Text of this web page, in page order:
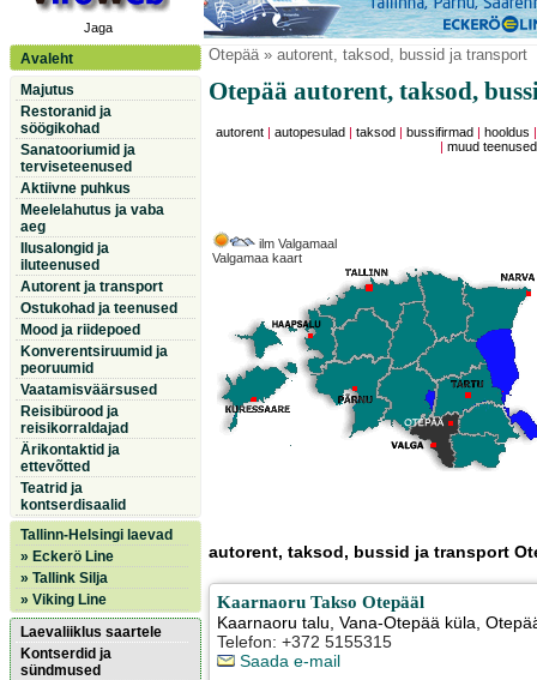
Jaga
Avaleht
Majutus
Restoranid ja
söögikohad
Sanatooriumid ja
terviseteenused
Aktiivne puhkus
Meelelahutus ja vaba
aeg
Ilusalongid ja
iluteenused
Autorent ja transport
Ostukohad ja teenused
Mood ja riidepoed
Konverentsiruumid ja
peoruumid
Vaatamisväärsused
Reisibürood ja
reisikorraldajad
Ärikontaktid ja
ettevõtted
Teatrid ja
kontserdisaalid
Tallinn-Helsingi laevad
» Eckerö Line
» Tallink Silja
» Viking Line
Laevaliiklus saartele
Kontserdid ja
sündmused
Otepää» autorent, taksod, bussid ja transport
Otepää autorent, taksod,
autorent| autopesulad taksod bussifirmad hooldus
|muud teenused
ilm Valgamaal
Valgamaa kaart
autorent, taksod, bussid ja transport
Kaarnaoru Takso Otepääl
Kaarnaoru talu, Vana-Otepää küla,
Telefon: +372 5155315
Saada e-mail